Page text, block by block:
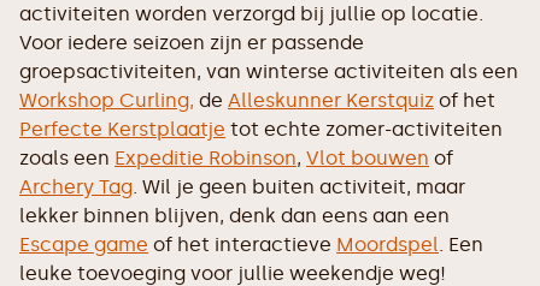
activiteiten worden verzorgd bij jullie op locatie.
Voor iedere seizoen zijn er passende
groepsactiviteiten, van winterse activiteiten als een
Workshop Curling, de Alleskunner Kerstquiz of het
Perfecte Kerstplaatje tot echte zomer-activiteiten
zoals een Expeditie Robinson, Vlot bouwen of
Archery Tag . Wil je geen buiten activiteit, maar
lekker binnen blijven, denk dan eens aan een
Escape game of het interactieve Moordspel . Een
leuke toevoeging voor jullie weekendje weg!